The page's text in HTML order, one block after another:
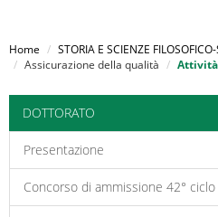
al
contenuto
Home
STORIA E SCIENZE
Assicurazione della qualità
Attività
DOTTORATO
Presentazione
Concorso di ammissione 42° ciclo